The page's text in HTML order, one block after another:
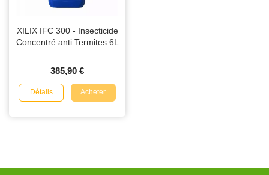
XILIX IFC 300 - Insecticide
Concentré anti Termites 6L
385,90 €
Détails Acheter